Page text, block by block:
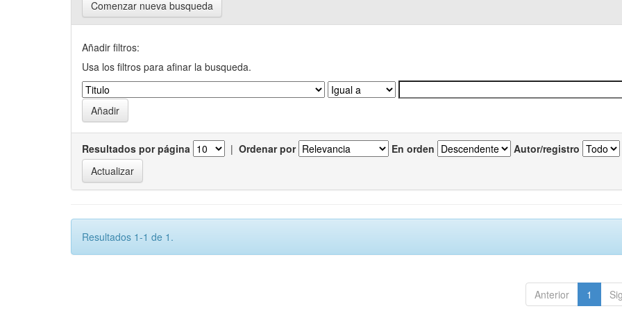
Comenzar nueva busqueda
Añadir filtros:
Usa los filtros para afinar la busqueda.
Resultados por página | Ordenar por En orden Autor/registro
Resultados 1-1 de 1.
Anterior 1